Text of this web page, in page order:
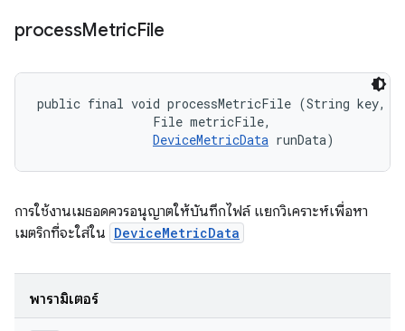
processMetricFile
public final void processMetricFile (String key,
                File metricFile,
DeviceMetricData runData)
การใช้งานเมธอดควรอนุญาตให้บันทึกไฟล์ แยกวิเคราะห์เพื่อหา
เมตริกที่จะใส่ใน DeviceMetricData
พารามิเตอร์